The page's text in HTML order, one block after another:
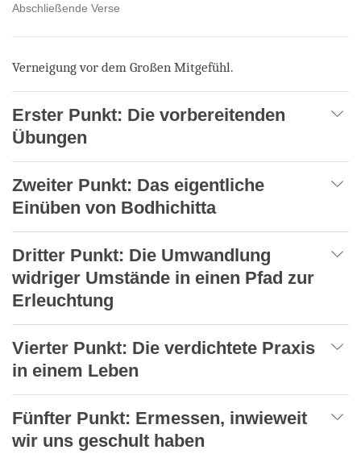
Abschließende Verse
Verneigung vor dem Großen Mitgefühl.
Erster Punkt: Die vorbereitenden
Übungen
Zweiter Punkt: Das eigentliche
Einüben von Bodhichitta
Dritter Punkt: Die Umwandlung
widriger Umstände in einen Pfad zur
Erleuchtung
Vierter Punkt: Die verdichtete Praxis
in einem Leben
Fünfter Punkt: Ermessen, inwieweit
wir uns geschult haben